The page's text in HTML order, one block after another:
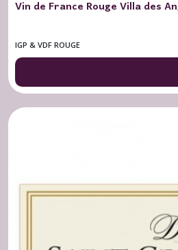
Vin de France Rouge Villa des
IGP & VDF ROUGE